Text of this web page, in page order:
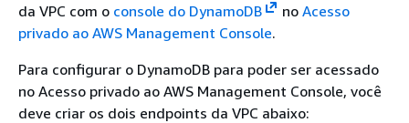
da VPC com o console do DynamoDB no Acesso
privado ao AWS Management Console.
Para configurar o DynamoDB para poder ser acessado
no Acesso privado ao AWS Management Console, você
deve criar os dois endpoints da VPC abaixo: